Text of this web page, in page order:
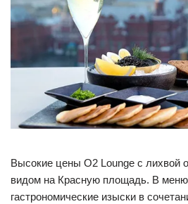
Высокие цены O2 Lounge с лихвой
видом на Красную площадь. В
гастрономические изыски в